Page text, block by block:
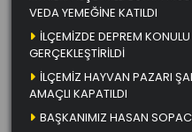
VEDA YEMEĞİNE KATILDI
İLÇEMİZDE DEPREM
GERÇEKLEŞTİRİLDİ
İLÇEMİZ HAYVAN PAZARI
AMAÇLI KAPATILDI
BAŞKANIMIZ HASAN